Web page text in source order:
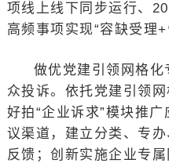
项线上线下同步运行、
高频事项实现“容缺受理+
做优党建引领网格
众投诉。依托党建引领
好拍“企业诉求”模块推
议渠道，建立分类、专
反馈；创新实施企业专